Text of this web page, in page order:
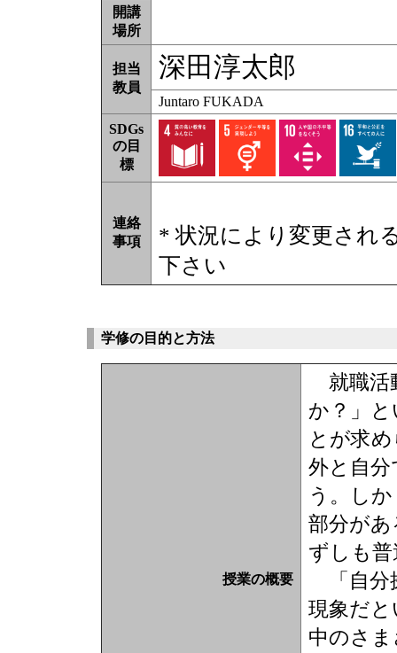
開講
場所
担当
教員
深田淳太郎
Juntaro FUKADA
SDGs
の目
標
連絡
事項
* 状況により変更され
下さい
学修の目的と方法
授業の概要
就職活
か？」
とが求
外と自
う。し
部分が
ずしも
「自分
現象だ
中のさ